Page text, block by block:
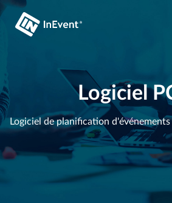
Logiciel
Logiciel de planification